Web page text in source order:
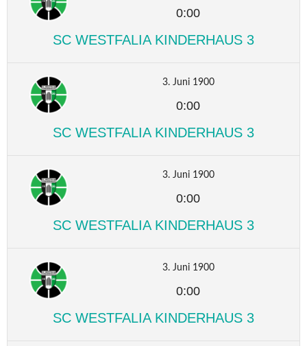
0:00
SC WESTFALIA KINDERHAUS 3
3. Juni 1900
0:00
SC WESTFALIA KINDERHAUS 3
3. Juni 1900
0:00
SC WESTFALIA KINDERHAUS 3
3. Juni 1900
0:00
SC WESTFALIA KINDERHAUS 3